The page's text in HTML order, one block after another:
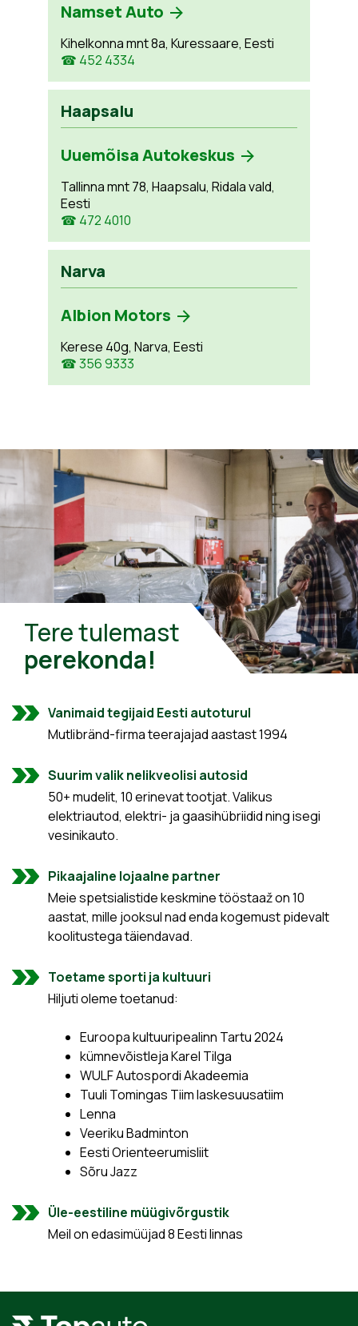
Namset Auto
Kihelkonna mnt 8a, Kuressaare, Eesti
☎ 452 4334
Haapsalu
Uuemõisa Autokeskus
Tallinna mnt 78, Haapsalu, Ridala vald,
Eesti
☎ 472 4010
Narva
Albion Motors
Kerese 40g, Narva, Eesti
☎ 356 9333
Tere tulemast
perekonda!
Vanimaid tegijaid Eesti autoturul
Mutlibränd-firma teerajajad aastast 1994
Suurim valik nelikveolisi autosid
50+ mudelit, 10 erinevat tootjat. Valikus
elektriautod, elektri- ja gaasihübriidid ning isegi
vesinikauto.
Pikaajaline lojaalne partner
Meie spetsialistide keskmine tööstaaž on 10
aastat, mille jooksul nad enda kogemust pidevalt
koolitustega täiendavad.
Toetame sporti ja kultuuri
Hiljuti oleme toetanud:
Euroopa kultuuripealinn Tartu 2024
kümnevõistleja Karel Tilga
WULF Autospordi Akadeemia
Tuuli Tomingas Tiim laskesuusatiim
Lenna
Veeriku Badminton
Eesti Orienteerumisliit
Sõru Jazz
Üle-eestiline müügivõrgustik
Meil on edasimüüjad 8 Eesti linnas